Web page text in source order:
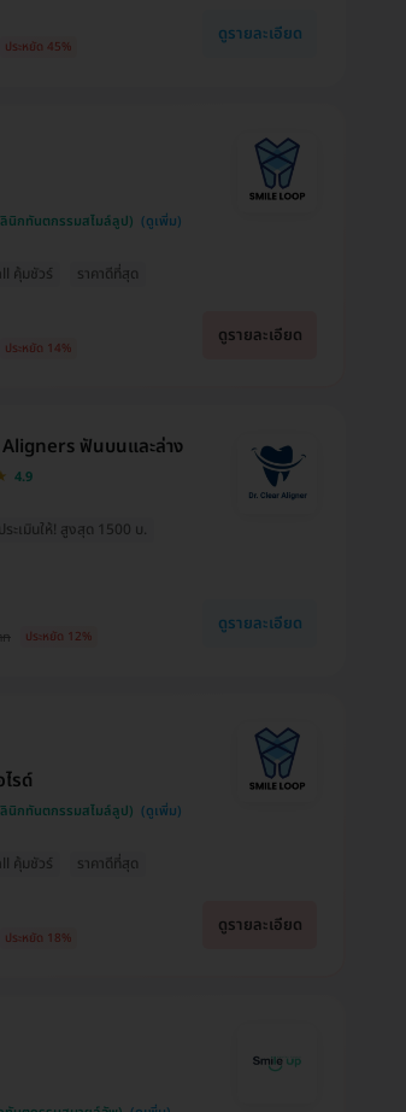
ประหยัด 45%
ดูรายละเอียด
คุ้มชัวร์ ราคาดีที่สุด
นิกทันตกรรมสไมล์ลูป)
ประหยัด 14%
ดูรายละเอียด
ะเมินให้! สูงสุด 1500 บ.
ฟันบนและล่าง
4.9
ท ประหยัด 12%
ดูรายละเอียด
คุ้มชัวร์ ราคาดีที่สุด
รด์
นิกทันตกรรมสไมล์ลูป)
ประหยัด 18%
ดูรายละเอียด